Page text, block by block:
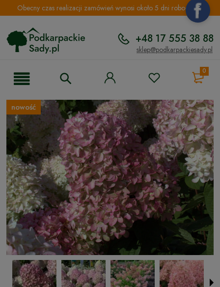
Obecny czas realizacji zamówień wynosi około 5 dni roboczych.
+48 17 555 38 88
sklep@podkarpackiesady.pl
0
nowość